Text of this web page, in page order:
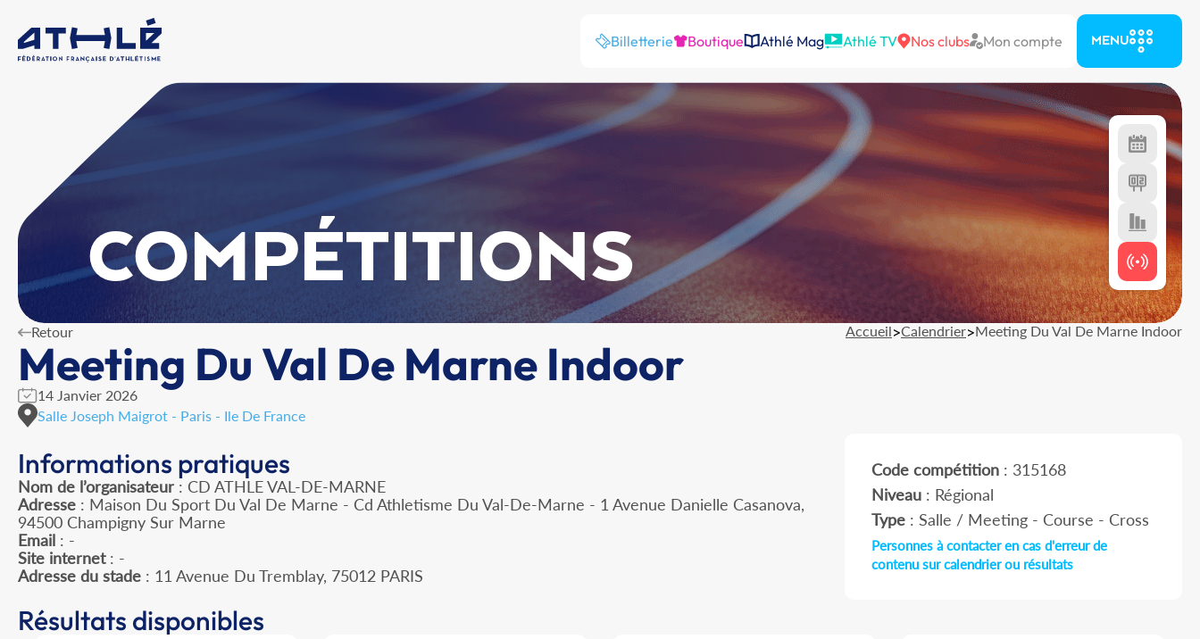
Billetterie Boutique Athlé Mag Athlé TV Nos clubs Mon compte MENU
COMPÉTITIONS
Retour Accueil>Calendrier>Meeting Du Val De Marne Indoor
Meeting Du Val De Marne Indoor
14 Janvier 2026
Salle Joseph Maigrot - Paris - Ile De France
Informations pratiques
Nom de l’organisateur : CD ATHLE VAL-DE-MARNE
Adresse : Maison Du Sport Du Val De Marne - Cd Athletisme Du Val-De-Marne - 1 Avenue Danielle Casanova,
94500 Champigny Sur Marne
Email : -
Site internet: -
Adresse du stade : 11 Avenue Du Tremblay, 75012 PARIS
Code compétition : 315168
Niveau : Régional
Type : Salle / Meeting - Course - Cross
Personnes à contacter en cas d'erreur de
contenu sur calendrier ou résultats
Résultats disponibles